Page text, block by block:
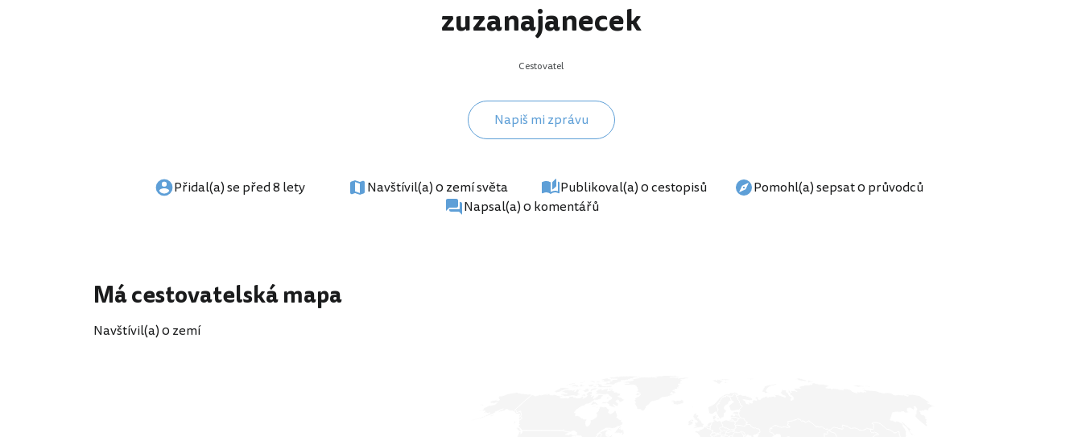
zuzanajanecek
Cestovatel
Napiš mi zprávu
Přidal(a) se před 8 lety Navštívil(a) 0 zemí světa Publikoval(a) 0 cestopisů
Pomohl(a) sepsat 0 průvodců
Napsal(a) 0 komentářů
Má cestovatelská mapa
Navštívil(a) 0 zemí